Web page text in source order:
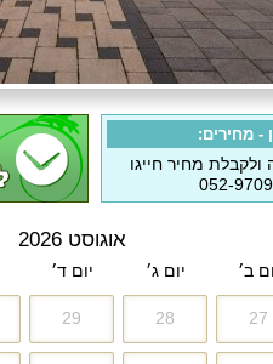
- מחירים:
מחיר חייגו
052-
אוגוסט 2026
ב׳ יום ג׳ יום ד׳
27
28
29